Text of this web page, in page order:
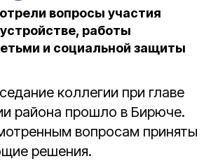
вопросы участия
работы
и социальной защиты
коллегии при главе
района прошло в Бирюче.
вопросам приняты
решения.